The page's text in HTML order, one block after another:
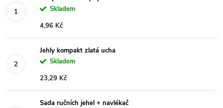
Skladem
4,96 Kč
Jehly kompakt zlatá ucha
Skladem
23,29 Kč
Sada ručních jehel + navlékač